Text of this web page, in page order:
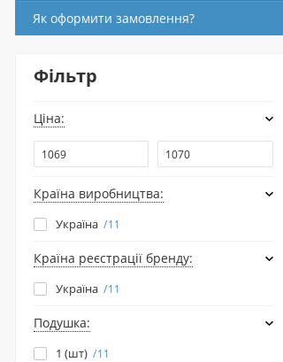
Як оформити замовлення?
Фільтр
Ціна:
Країна виробництва:
Україна 11
Країна реєстрації бренду:
Україна 11
Подушка:
1 (шт) 11